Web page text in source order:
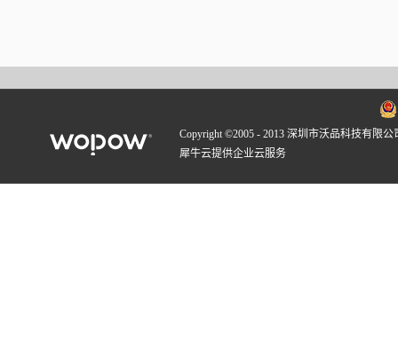
Copyright ©2005 - 2013 深圳市沃品科技有限公
犀牛云提供企业云服务